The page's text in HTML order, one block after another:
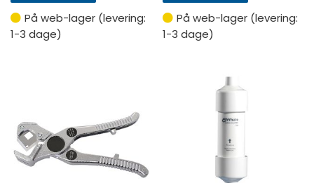
På web-lager (levering:
1-3 dage)
På web-lager (levering:
1-3 dage)